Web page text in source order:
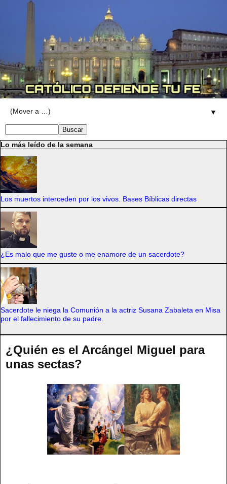
▼
Lo más leído de la semana
Los muertos interceden por los vivos. Bases Bíblicas directas
¿Es malo que me guste o me enamore de un sacerdote?
Sacerdote le niega la Comunión a la actriz Susana Zabaleta en Misa
por el fallecimiento de su padre.
¿Quién es el Arcángel Miguel para
unas sectas?